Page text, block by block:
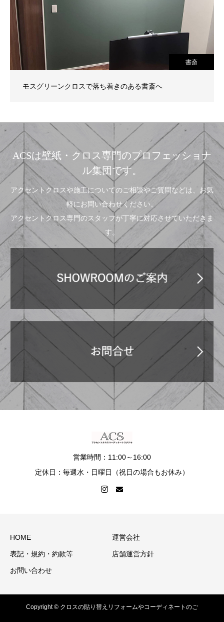
書斎
モスグリーンクロスで落ち着きのある書斎へ
ACSは壁紙・クロス専門のプロフェッショナ
ル集団です。
アクセントクロスや施工についてのご相談やご質問などは、お気
軽にお問い合わせください。
アクセントクロス専門のスタッフが丁寧に対応させていただきま
す。
営業時間：11:00～16:00
定休日：毎週水・日曜日（祝日の場合もお休み）
HOME 運営会社
表記・規約・約款等 店舗運営方針
お問い合わせ
Copyright © クロスの貼り替えリフォームやコーディネートのご